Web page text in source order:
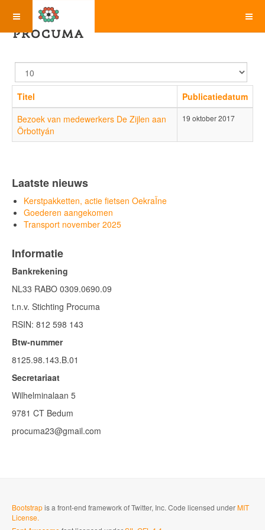
Toon
#
Titel
Publicatiedatum
Bezoek van medewerkers De Zijlen aan
Örbottyán
19 oktober 2017
Laatste nieuws
Kerstpakketten, actie fietsen OekraÏne
Goederen aangekomen
Transport november 2025
Informatie
Bankrekening
NL33 RABO 0309.0690.09
t.n.v. Stichting Procuma
RSIN: 812 598 143
Btw-nummer
8125.98.143.B.01
Secretariaat
Wilhelminalaan 5
9781 CT Bedum
procuma23@gmail.com
Bootstrapis a front-end framework of Twitter, Inc. Code licensed underMIT
License.